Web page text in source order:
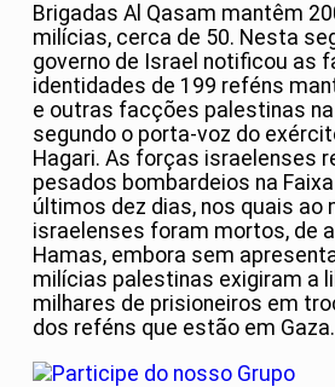
Brigadas Al Qasam mantêm
milícias, cerca de 50. Nesta
governo de Israel notificou as
identidades de 199 reféns
e outras facções palestinas na
segundo o porta-voz do
Hagari. As forças israelenses
pesados bombardeios na
últimos dez dias, nos quais ao
israelenses foram mortos, de
Hamas, embora sem
milícias palestinas exigiram a
milhares de prisioneiros em
dos reféns que estão em Gaza.